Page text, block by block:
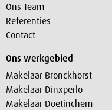
Ons Team
Referenties
Contact
Ons werkgebied
Makelaar Bronckhorst
Makelaar Dinxperlo
Makelaar Doetinchem